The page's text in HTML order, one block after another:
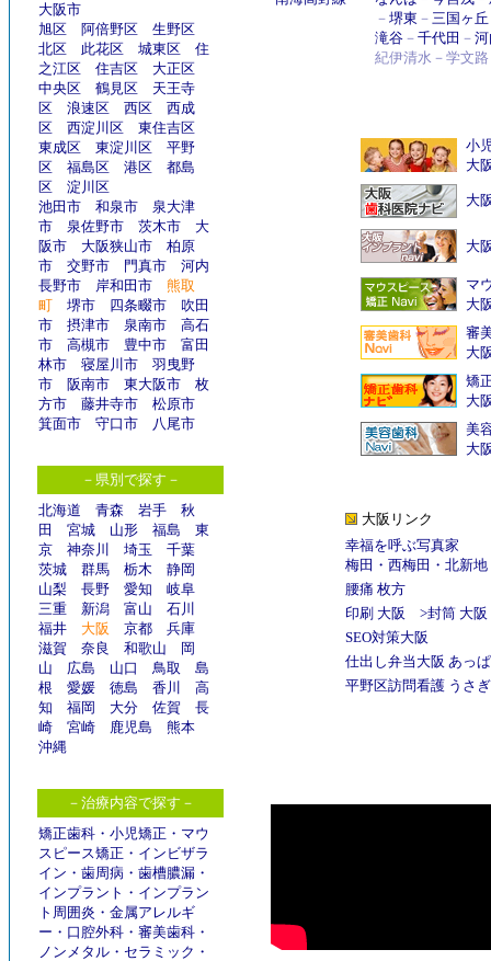
大阪市
旭区
阿倍野区
生野区
北区
此花区 城東区
住
之江区
住吉区
大正区
中央区
鶴見区
天王寺
区
浪速区 西区
西成
区
西淀川区
東住吉区
東成区
東淀川区
平野
区
福島区 港区
都島
区
淀川区
池田市
和泉市
泉大津
市
泉佐野市 茨木市
大
阪市
大阪狭山市
柏原
市
交野市 門真市
河内
長野市
岸和田市
熊取
町
堺市 四条畷市
吹田
市
摂津市 泉南市
高石
市
高槻市 豊中市
富田
林市
寝屋川市
羽曳野
市
阪南市 東大阪市
枚
方市
藤井寺市
松原市
箕面市
守口市 八尾市
－県別で探す－
北海道
青森 岩手
秋
田
宮城 山形 福島
東
京
神奈川 埼玉
千葉
茨城
群馬 栃木
静岡
山梨
長野 愛知
岐阜
三重
新潟 富山
石川
福井
大阪 京都
兵庫
滋賀
奈良 和歌山
岡
山
広島 山口 鳥取
島
根
愛媛 徳島 香川
高
知
福岡 大分 佐賀
長
崎
宮崎 鹿児島
熊本
沖縄
－治療内容で探す－
矯正歯科 ・ 小児矯正 ・ マウ
スピース矯正 ・ インビザラ
イン ・ 歯周病 ・ 歯槽膿漏 ・
インプラント ・ インプラン
ト周囲炎 ・ 金属アレルギ
ー ・ 口腔外科 ・ 審美歯科 ・
ノンメタル ・ セラミック ・
－ 堺東 － 三国ヶ丘
滝谷－ 千代田 －
紀伊清水－学文
小
大
大
大
マ
大
審
大
矯
大
美
大
大阪リンク
幸福を呼ぶ写真家
梅田 ・ 西梅田 ・ 北新地
腰痛 枚方
印刷 大阪 >封筒 大阪
SEO対策大阪
仕出し弁当大阪 あっ
平野区訪問看護 うさぎ